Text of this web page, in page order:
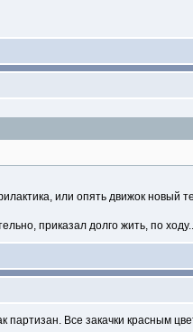
или опять движок новый
приказал долго жить, по
партизан. Все закачки красным